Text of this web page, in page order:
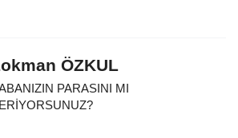
ÖZKUL
PARASINI MI